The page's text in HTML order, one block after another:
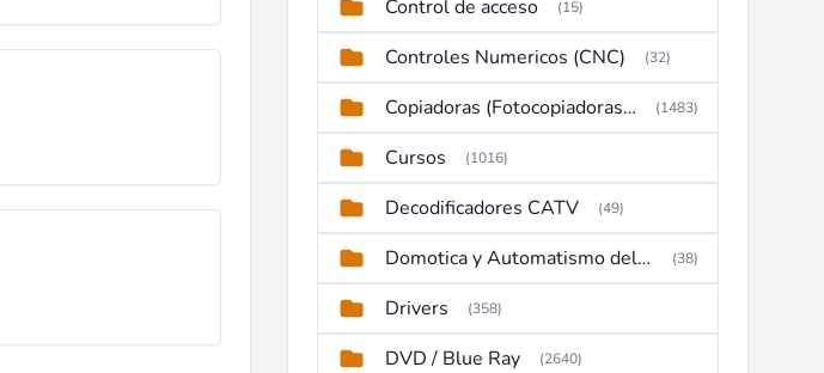
Control de acceso (15)
Controles Numericos (CNC) (32)
Copiadoras (Fotocopiadoras, Multifunctions, Ploter, etc) (1483)
Cursos (1016)
Decodificadores CATV (49)
Domotica y Automatismo del hogar (38)
Drivers (358)
DVD / Blue Ray (2640)